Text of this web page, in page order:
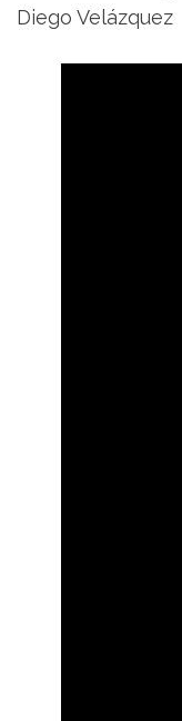
Diego Velázquez